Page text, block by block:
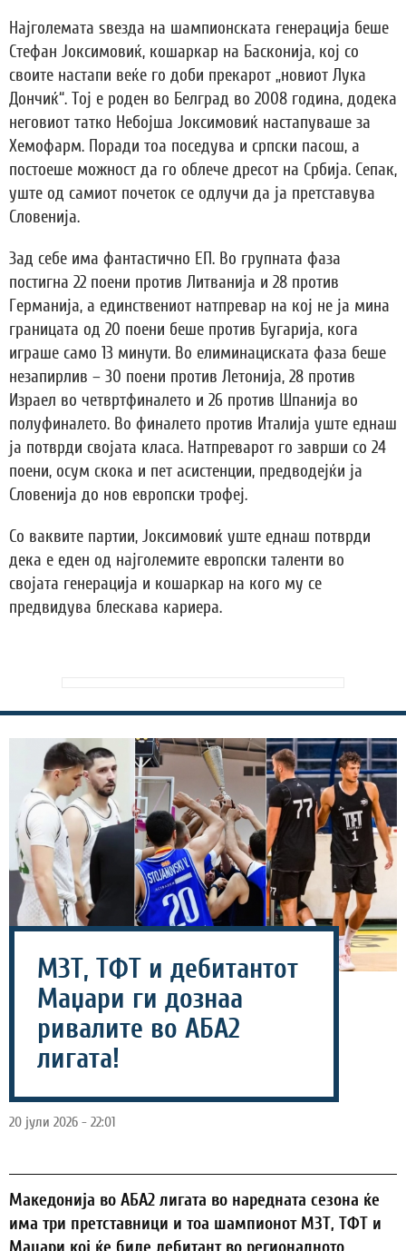
Најголемата ѕвезда на шампионската генерација беше
Стефан Јоксимовиќ, кошаркар на Басконија, кој со
своите настапи веќе го доби прекарот „новиот Лука
Дончиќ“. Тој е роден во Белград во 2008 година, додека
неговиот татко Небојша Јоксимовиќ настапуваше за
Хемофарм. Поради тоа поседува и српски пасош, а
постоеше можност да го облече дресот на Србија. Сепак,
уште од самиот почеток се одлучи да ја претставува
Словенија.
Зад себе има фантастично ЕП. Во групната фаза
постигна 22 поени против Литванија и 28 против
Германија, а единствениот натпревар на кој не ја мина
границата од 20 поени беше против Бугарија, кога
играше само 13 минути. Во елиминациската фаза беше
незапирлив – 30 поени против Летонија, 28 против
Израел во четвртфиналето и 26 против Шпанија во
полуфиналето. Во финалето против Италија уште еднаш
ја потврди својата класа. Натпреварот го заврши со 24
поени, осум скока и пет асистенции, предводејќи ја
Словенија до нов европски трофеј.
Со ваквите партии, Јоксимовиќ уште еднаш потврди
дека е еден од најголемите европски таленти во
својата генерација и кошаркар на кого му се
предвидува блескава кариера.
МЗТ, ТФТ и дебитантот
Маџари ги дознаа
ривалите во АБА2
лигата!
20 јули 2026 - 22:01
Maкедонија во АБА2 лигата во наредната сезона ќе
има три претставници и тоа шампионот МЗТ, ТФТ и
Маџари кој ќе биде дебитант во регионалното